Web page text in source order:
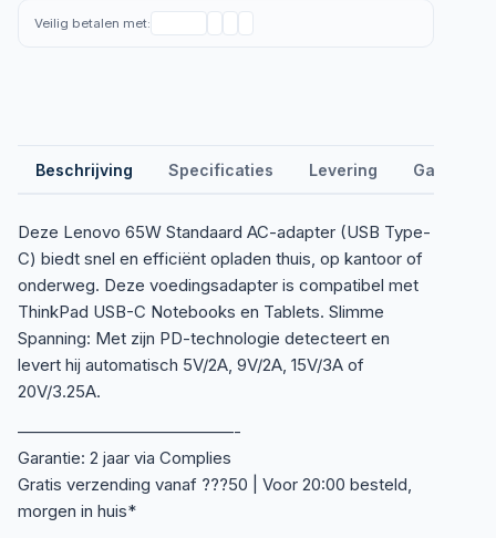
Veilig betalen met:
Beschrijving Specificaties Levering Garantie
Deze Lenovo 65W Standaard AC-adapter (USB Type-
C) biedt snel en efficiënt opladen thuis, op kantoor of
onderweg. Deze voedingsadapter is compatibel met
ThinkPad USB-C Notebooks en Tablets. Slimme
Spanning: Met zijn PD-technologie detecteert en
levert hij automatisch 5V/2A, 9V/2A, 15V/3A of
20V/3.25A.
—————————————-
Garantie: 2 jaar via Complies
Gratis verzending vanaf ???50 | Voor 20:00 besteld,
morgen in huis*